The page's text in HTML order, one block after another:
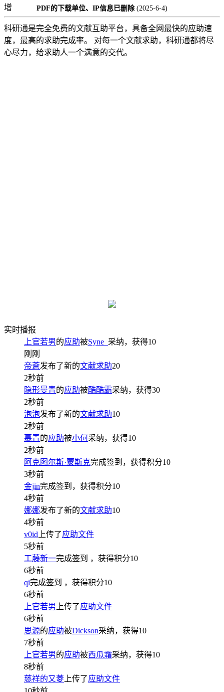
增
PDF的下载单位、IP信息已删除 (2025-6-4)
科研通是完全免费的文献互助平台，具备全网最快的应助速
度，最高的求助完成率。 对每一个文献求助，科研通都将尽
心尽力，给求助人一个满意的交代。
实时播报
上官若男的应助被Syne_ 采纳，获得10
刚刚
帝蒼发布了新的文献求助20
2秒前
隐形曼青的应助被酷酷霸采纳，获得30
2秒前
泡泡发布了新的文献求助10
2秒前
慕青的应助被小何采纳，获得10
2秒前
阿克图尔斯·蒙斯克完成签到，获得积分10
3秒前
金jin完成签到，获得积分10
4秒前
娜娜发布了新的文献求助10
4秒前
v0id 上传了应助文件
5秒前
工藤新一完成签到 ，获得积分10
6秒前
qi完成签到 ，获得积分10
6秒前
上官若男 上传了应助文件
6秒前
思源的应助被Dickson采纳，获得10
7秒前
上官若男的应助被西瓜霜采纳，获得10
8秒前
慈祥的又菱 上传了应助文件